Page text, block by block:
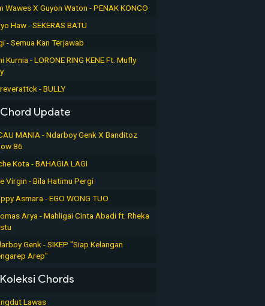
Wawes X Guyon Waton - PENAK KONCO
Haw - SEKERAS BATU
- Semua Kan Terjawab
Kurnia - LORONE RING KENE Ft. Mufly
- BULLY
Chord Update
MANIA - Ndarboy Genk X Banditoz
86
Kota - BAHAGIA LAGI
Virgin - Bila Hatimu Pergi
Asmara - EGO WONG TUO
Arya - Mahligai Cinta Abadi ft. Rheka
Genk - SIKEP "Siap Kelangan
Arep"
Koleksi Chords
Lawas